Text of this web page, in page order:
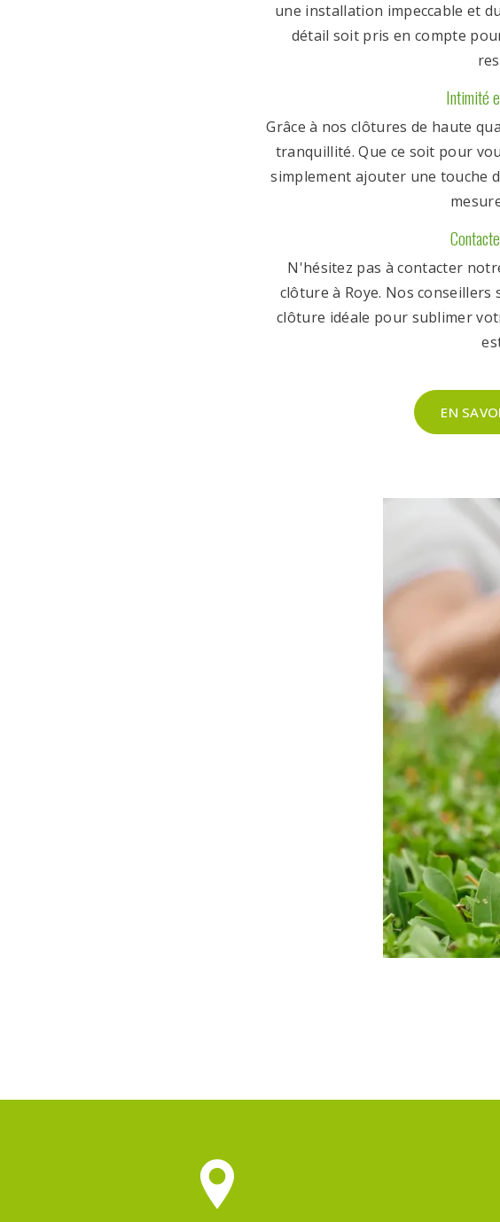
une installation impeccable et
détail soit pris en compte
Intimité
Grâce à nos clôtures de haute
tranquillité. Que ce soit pour
simplement ajouter une touche
N'hésitez pas à contacter
clôture à Roye. Nos
clôture idéale pour sublimer
EN